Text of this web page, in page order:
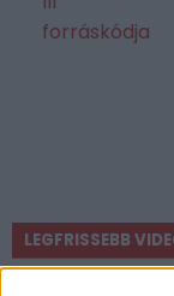
LEGFRISSEBB